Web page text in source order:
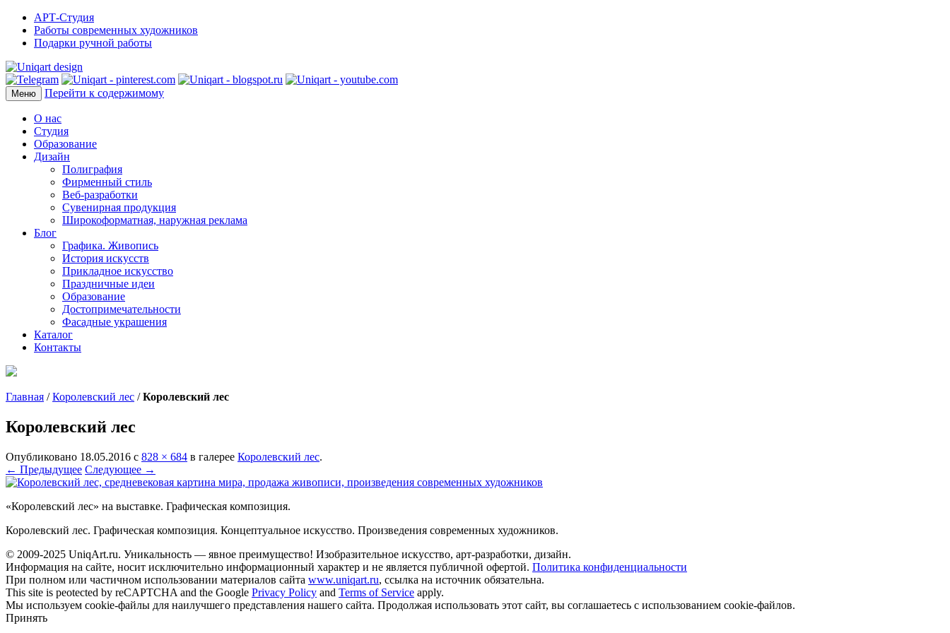
АРТ-Студия
Работы современных художников
Подарки ручной работы
Меню Перейти к содержимому
О нас
Студия
Образование
Дизайн
Полиграфия
Фирменный стиль
Веб-разработки
Сувенирная продукция
Широкоформатная, наружная реклама
Блог
Графика. Живопись
История искусств
Прикладное искусство
Праздничные идеи
Образование
Достопримечательности
Фасадные украшения
Каталог
Контакты
Главная /Королевский лес /Королевский лес
Королевский лес
Опубликовано 18.05.2016 с 828 × 684 в галерее Королевский лес.
← Предыдущее Следующее →
«Королевский лес» на выставке. Графическая композиция.
Королевский лес. Графическая композиция. Концептуальное искусство. Произведения современных художников.
© 2009-2025 UniqАrt.ru. Уникальность — явное преимущество! Изобразительное искусство, арт-разработки, дизайн.
Информация на сайте, носит исключительно информационный характер и не является публичной офертой. Политика конфиденциальности
При полном или частичном использовании материалов сайта www.uniqart.ru, ссылка на источник обязательна.
This site is peotected by reCAPTCHA and the Google Privacy Policy and Terms of Service apply.
Мы используем cookie-файлы для наилучшего представления нашего сайта. Продолжая использовать этот сайт, вы соглашаетесь с использованием cookie-файлов.
Принять